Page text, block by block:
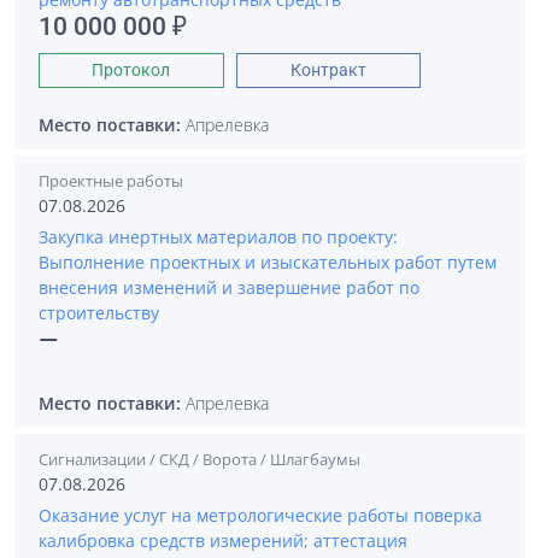
10 000 000 ₽
Протокол Контракт
Место поставки: Апрелевка
Проектные работы
07.08.2026
Закупка инертных материалов по проекту:
Выполнение проектных и изыскательных работ путем
внесения изменений и завершение работ по
строительству
—
Место поставки: Апрелевка
Сигнализации / СКД / Ворота / Шлагбаумы
07.08.2026
Оказание услуг на метрологические работы поверка
калибровка средств измерений; аттестация